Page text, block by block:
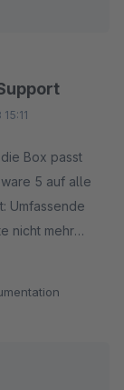
Box passt
5 auf alle
Umfassende
nicht mehr